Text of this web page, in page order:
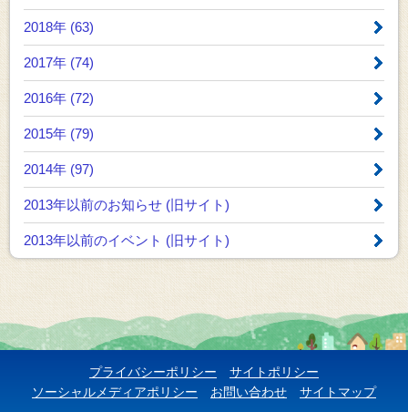
2018年 (63)
2017年 (74)
2016年 (72)
2015年 (79)
2014年 (97)
2013年以前のお知らせ (旧サイト)
2013年以前のイベント (旧サイト)
プライバシーポリシー
サイトポリシー
ソーシャルメディアポリシー
お問い合わせ サイトマップ